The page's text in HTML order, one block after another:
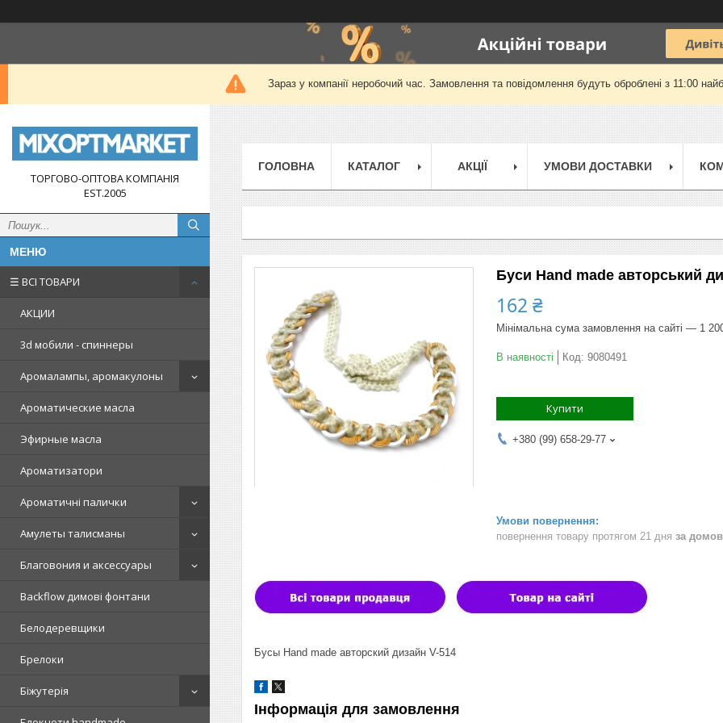
Зараз у компанії неробочий час. Замовлення та повідомлення будуть оброблені з 11:00
ТОРГОВО-ОПТОВА КОМПАНІЯ
EST.2005
☰ ВСІ ТОВАРИ
АКЦИИ
3d мобили - спиннеры
Аромалампы, аромакулоны
Ароматические масла
Эфирные масла
Ароматизатори
Ароматичні палички
Амулеты талисманы
Благовония и аксессуары
Backflow димові фонтани
Белодеревщики
Брелоки
Біжутерія
ГОЛОВНА КАТАЛОГ АКЦІЇ УМОВИ ДОСТАВКИ
Буси Hand made авторський
162 ₴
Мінімальна сума замовлення на сайті — 1
В наявності Код: 9080491
Купити
+380 (99) 658-29-77
повернення товару протягом 21 дня за
Бусы Hand made авторский дизайн V-514
Інформація для замовлення